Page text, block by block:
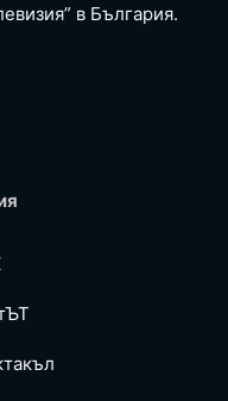
в България.